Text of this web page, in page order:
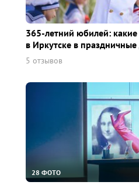
365-летний юбилей:
в Иркутске в
5 отзывов
28 ФОТО